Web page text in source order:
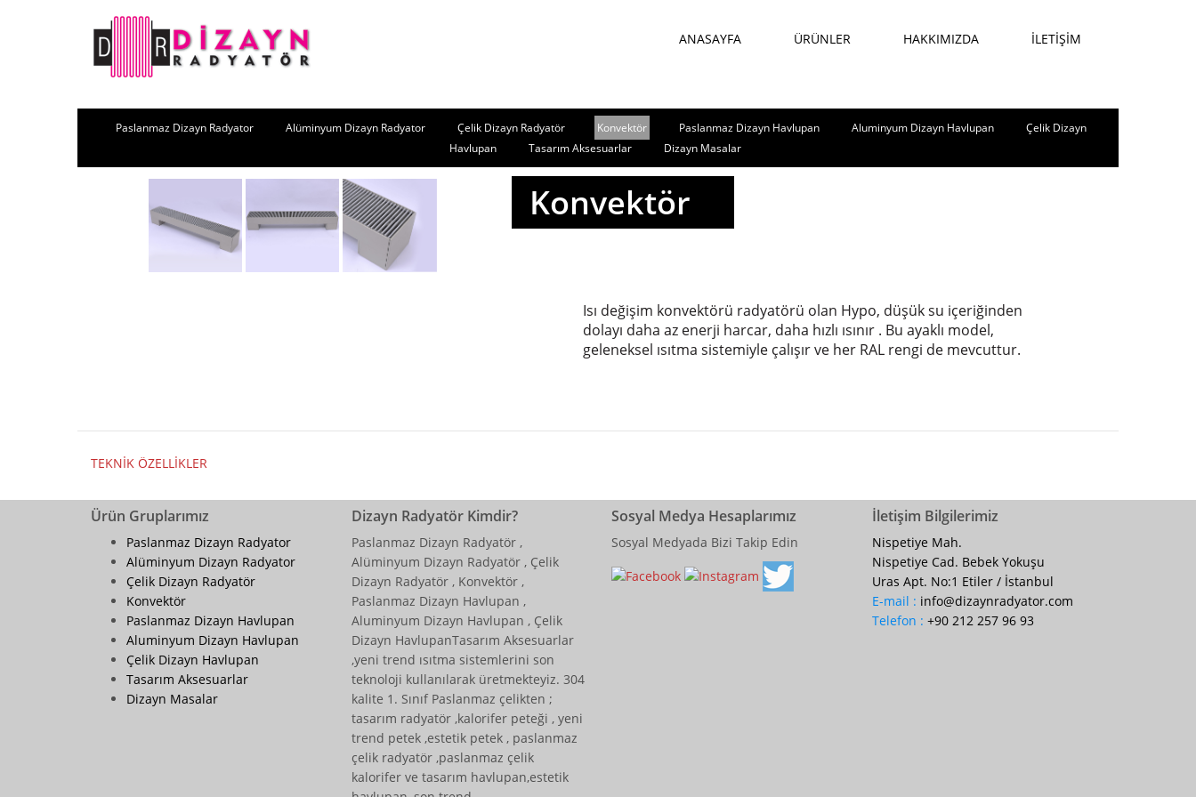
ANASAYFA ÜRÜNLER HAKKIMIZDA İLETİŞİM
Paslanmaz Dizayn Radyator Alüminyum Dizayn Radyator Çelik Dizayn Radyatör Konvektör Paslanmaz Dizayn Havlupan Aluminyum Dizayn Havlupan
Çelik Dizayn
Havlupan
Tasarım Aksesuarlar Dizayn Masalar
Konvektör
Isı değişim konvektörü radyatörü olan Hypo, düşük su içeriğinden
dolayı daha az enerji harcar, daha hızlı ısınır . Bu ayaklı model,
geleneksel ısıtma sistemiyle çalışır ve her RAL rengi de mevcuttur.
TEKNİK ÖZELLİKLER
Ürün Gruplarımız
Paslanmaz Dizayn Radyator
Alüminyum Dizayn Radyator
Çelik Dizayn Radyatör
Konvektör
Paslanmaz Dizayn Havlupan
Aluminyum Dizayn Havlupan
Çelik Dizayn Havlupan
Tasarım Aksesuarlar
Dizayn Masalar
Dizayn Radyatör Kimdir?
Paslanmaz Dizayn Radyatör ,
Alüminyum Dizayn Radyatör , Çelik
Dizayn Radyatör , Konvektör ,
Paslanmaz Dizayn Havlupan ,
Aluminyum Dizayn Havlupan , Çelik
Dizayn HavlupanTasarım Aksesuarlar
,yeni trend ısıtma sistemlerini son
teknoloji kullanılarak üretmekteyiz. 304
kalite 1. Sınıf Paslanmaz çelikten ;
tasarım radyatör ,kalorifer peteği , yeni
trend petek ,estetik petek , paslanmaz
çelik radyatör ,paslanmaz çelik
kalorifer ve tasarım havlupan,estetik
Sosyal Medya Hesaplarımız
Sosyal Medyada Bizi Takip Edin
İletişim Bilgilerimiz
Nispetiye Mah.
Nispetiye Cad. Bebek Yokuşu
Uras Apt. No:1 Etiler / İstanbul
E-mail : info@dizaynradyator.com
Telefon : +90 212 257 96 93